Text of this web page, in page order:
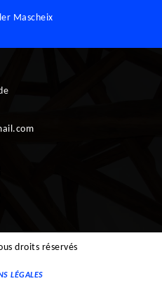
Mascheix
droits réservés
LÉGALES